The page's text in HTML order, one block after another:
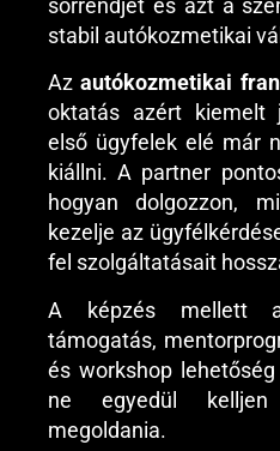
sorrendjét és azt a
stabil autókozmetikai
Azautókozmetikai
oktatás azért kiemelt
első ügyfelek elé már
kiállni. A partner
hogyan dolgozzon,
kezelje az
fel szolgáltatásait
A képzés mellett
támogatás,
és workshop
ne egyedül
megoldania.